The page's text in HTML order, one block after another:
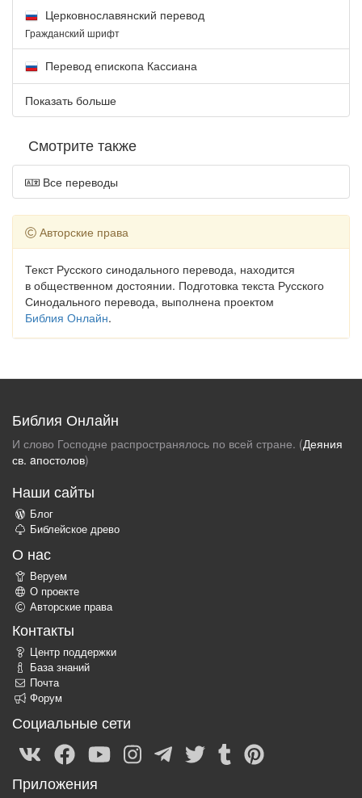
Церковнославянский перевод
Гражданский шрифт
Перевод епископа Кассиана
Показать больше
Смотрите также
Все переводы
Авторские права
Текст Русского синодального перевода, находится
в общественном достоянии. Подготовка текста Русского
Синодального перевода, выполнена проектом
Библия Онлайн.
Библия Онлайн
И слово Господне распространялось по всей стране. (Деяния
св. aпостолов)
Наши сайты
Блог
Библейское древо
О нас
Веруем
О проекте
Авторские права
Контакты
Центр поддержки
База знаний
Почта
Форум
Социальные сети
Приложения